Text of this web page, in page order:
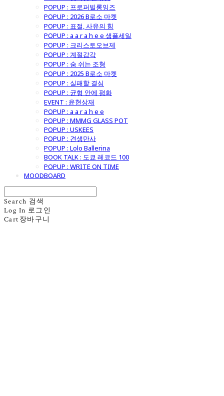
POPUP : 프로퍼빌롱잉즈
POPUP : 2026 B로소 마켓
POPUP : 표절, 사유의 힘
POPUP : a a r a h e e 샘플세일
POPUP : 크리스토오브제
POPUP : 계절감각
POPUP : 숨 쉬는 조형
POPUP : 2025 B로소 마켓
POPUP : 실패할 결심
POPUP : 균형 안에 평화
EVENT : 윤현상재
POPUP : a a r a h e e
POPUP : MMMG GLASS POT
POPUP : USKEES
POPUP : 견생만사
POPUP : Lolo Ballerina
BOOK TALK : 도쿄 레코드 100
POPUP : WRITE ON TIME
MOODBOARD
Search 검색
Log In 로그인
Cart 장바구니